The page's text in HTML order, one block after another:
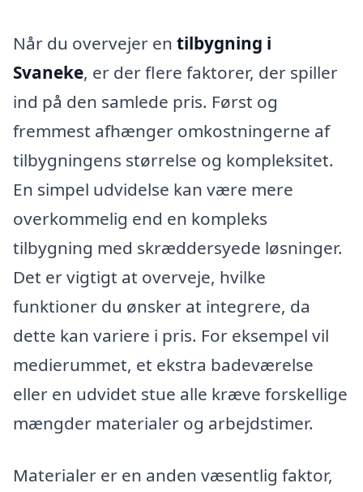
Når du overvejer en tilbygning i
Svaneke, er der flere faktorer, der spiller
ind på den samlede pris. Først og
fremmest afhænger omkostningerne af
tilbygningens størrelse og kompleksitet.
En simpel udvidelse kan være mere
overkommelig end en kompleks
tilbygning med skræddersyede løsninger.
Det er vigtigt at overveje, hvilke
funktioner du ønsker at integrere, da
dette kan variere i pris. For eksempel vil
medierummet, et ekstra badeværelse
eller en udvidet stue alle kræve forskellige
mængder materialer og arbejdstimer.
Materialer er en anden væsentlig faktor,